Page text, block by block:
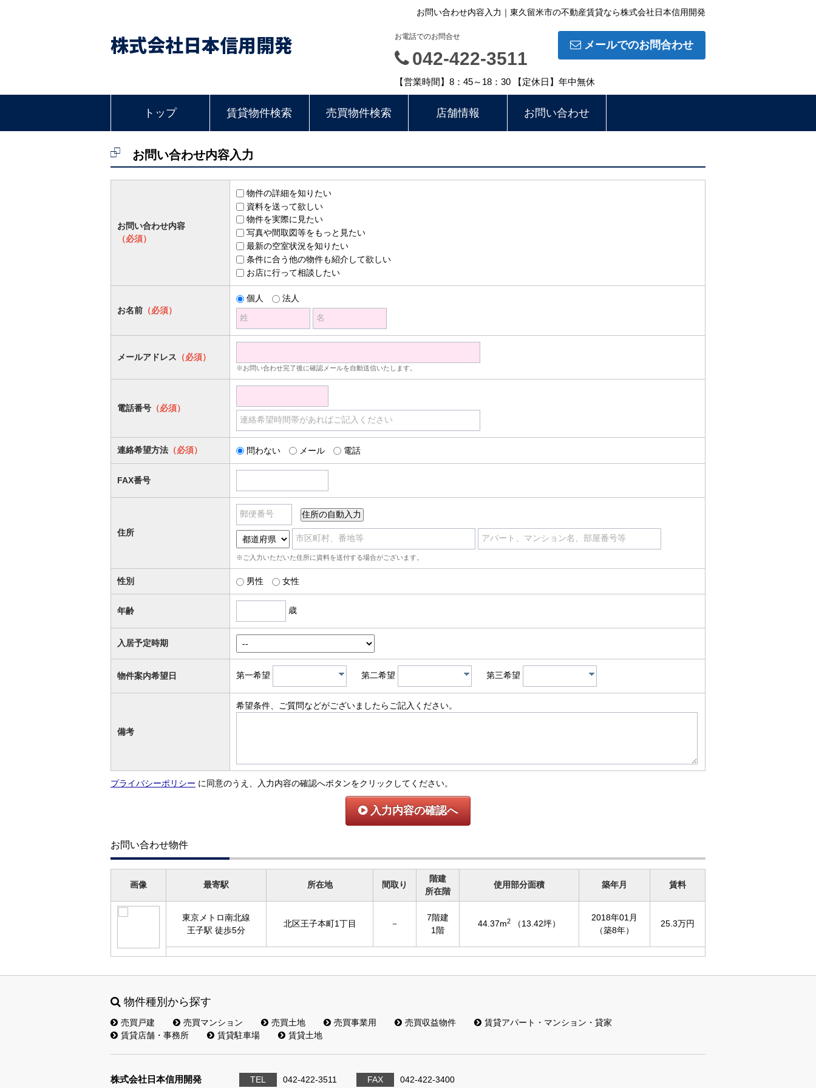
お問い合わせ内容入力｜東久留米市の不動産賃貸なら株式会社日本信用開発
株式会社日本信用開発 メールでのお問合わせ
お電話でのお問合せ
042-422-3511
【営業時間】8：45～18：30 【定休日】年中無休
トップ 賃貸物件検索 売買物件検索 店舗情報 お問い合わせ
お問い合わせ内容入力
お問い合わせ内容
（必須）
物件の詳細を知りたい
資料を送って欲しい
物件を実際に見たい
写真や間取図等をもっと見たい
最新の空室状況を知りたい
条件に合う他の物件も紹介して欲しい
お店に行って相談したい
お名前 （必須）
個人
法人
姓
名
メールアドレス （必須）
※お問い合わせ完了後に確認メールを自動送信いたします。
電話番号 （必須）
連絡希望時間帯があればご記入ください
連絡希望方法 （必須） 問わない メール 電話
FAX番号
住所
郵便番号
市区町村、番地等 アパート、マンション名、部屋番号等
※ご入力いただいた住所に資料を送付する場合がございます。
性別 男性 女性
年齢 歳
入居予定時期
物件案内希望日 第一希望 第二希望 第三希望
備考
希望条件、ご質問などがございましたらご記入ください。
プライバシーポリシー に同意のうえ、入力内容の確認へボタンをクリックしてください。
入力内容の確認へ
お問い合わせ物件
画像 最寄駅 所在地 間取り
階建
所在階
使用部分面積 築年月 賃料
東京メトロ南北線
王子駅 徒歩5分
北区王子本町1丁目 －
7階建
1階
44.37m2 （13.42坪）
2018年01月
（築8年）
25.3万円
物件種別から探す
売買戸建 売買マンション 売買土地 売買事業用 売買収益物件
賃貸アパート・マンション・貸家
賃貸店舗・事務所
賃貸駐車場 賃貸土地
株式会社日本信用開発 TEL 042-422-3511 FAX 042-422-3400